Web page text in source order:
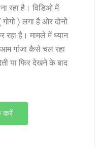
रहा है। विडिओ में
गोगो ) लगा है ओर दोनों
रहा है। मामले में ध्यान
आम गांजा कैसे चल रहा
या फिर देखने के बाद
करें